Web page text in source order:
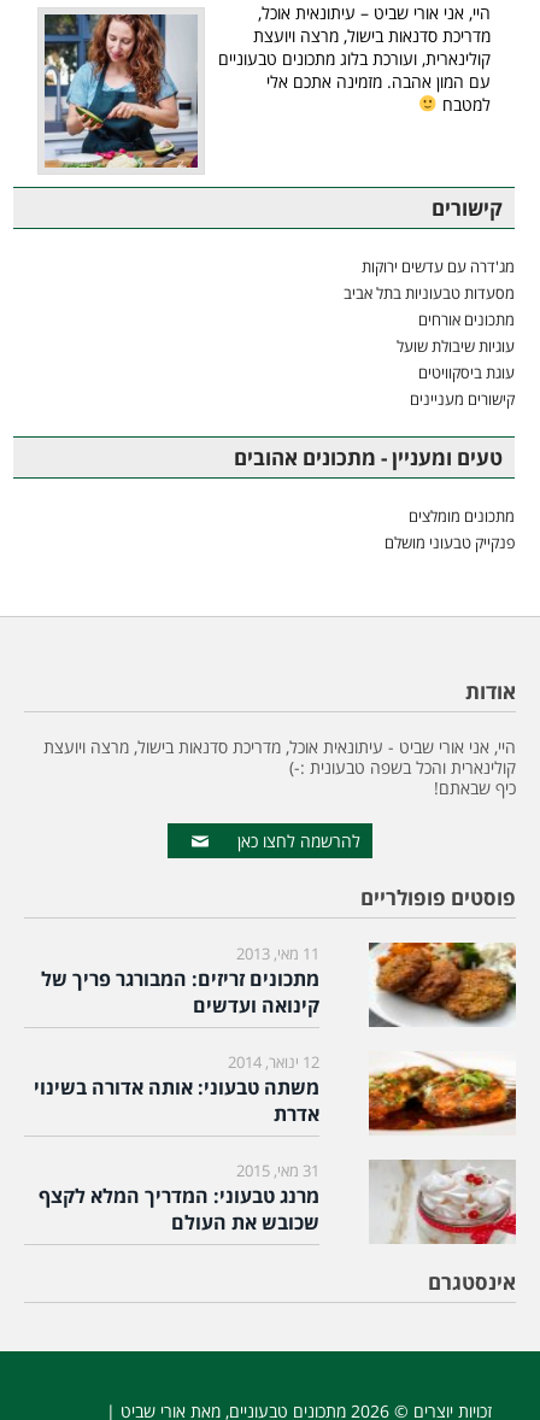
היי, אני אורי שביט – עיתונאית אוכל,
מדריכת סדנאות בישול, מרצה ויועצת
קולינארית, ועורכת בלוג מתכונים טבעוניים
עם המון אהבה. מזמינה אתכם אלי
למטבח
קישורים
מג'דרה עם עדשים ירוקות
מסעדות טבעוניות בתל אביב
מתכונים אורחים
עוגיות שיבולת שועל
עוגת ביסקוויטים
קישורים מעניינים
טעים ומעניין - מתכונים אהובים
מתכונים מומלצים
פנקייק טבעוני מושלם
אודות
היי, אני אורי שביט - עיתונאית אוכל, מדריכת סדנאות בישול, מרצה ויועצת
קולינארית והכל בשפה טבעונית :-)
כיף שבאתם!
להרשמה לחצו כאן
פוסטים פופולריים
11 מאי, 2013
מתכונים זריזים: המבורגר פריך של
קינואה ועדשים
12 ינואר, 2014
משתה טבעוני: אותה אדורה בשינוי
אדרת
31 מאי, 2015
מרנג טבעוני: המדריך המלא לקצף
שכובש את העולם
אינסטגרם
זכויות יוצרים © 2026 מתכונים טבעוניים, מאת אורי שביט |